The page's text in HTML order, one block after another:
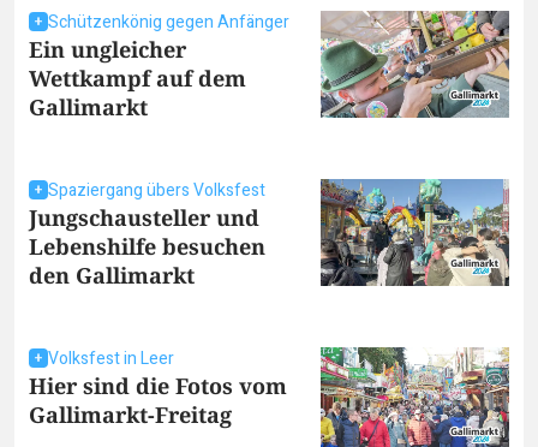
Schützenkönig gegen Anfänger
Ein ungleicher
Wettkampf auf dem
Gallimarkt
Spaziergang übers Volksfest
Jungschausteller und
Lebenshilfe besuchen
den Gallimarkt
Volksfest in Leer
Hier sind die Fotos vom
Gallimarkt-Freitag